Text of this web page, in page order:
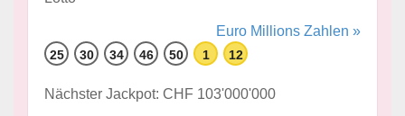
Euro Millions Zahlen »
25 30 34 46 50 1 12
Nächster Jackpot: CHF 103'000'000